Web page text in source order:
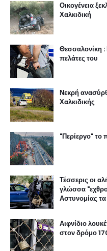
Οικογένεια
Χαλκιδική
Θεσσαλονίκη :
πελάτες του
Νεκρή
Χαλκιδικής
"Περίεργο"
Τέσσερις οι
γλώσσα
Αστυνομίας
Αιφνίδιο
στον δρόμο